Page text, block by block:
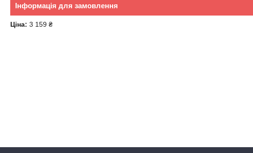
Інформація для замовлення
Ціна: 3 159 ₴